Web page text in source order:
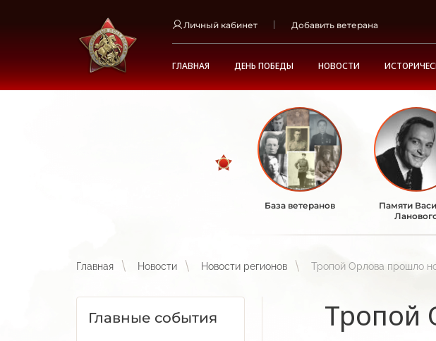
Личный кабинет Добавить ветерана
ГЛАВНАЯ ДЕНЬ ПОБЕДЫ НОВОСТИ
База ветеранов
Памяти
Главная Новости Новости регионов Тропой Орлова прошло
Главные события
Тропой